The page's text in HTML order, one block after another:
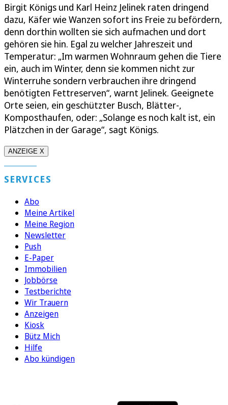
Birgit Königs und Karl Heinz Jelinek raten dringend
dazu, Käfer wie Wanzen sofort ins Freie zu befördern,
denn dorthin wollten sie sich aufmachen und dort
gehören sie hin. Egal zu welcher Jahreszeit und
Temperatur: „Im warmen Wohnraum gehen die Tiere
ein, auch im Winter, denn sie kommen nicht zur
Winterruhe sondern verbrauchen ihre dringend
benötigten Fettreserven“, warnt Jelinek. Geeignete
Orte seien, ein geschützter Busch, Blätter-,
Komposthaufen, oder: „Solange es noch kalt ist, ein
Plätzchen in der Garage“, sagt Königs.
ANZEIGE X
SERVICES
Abo
Meine Artikel
Meine Region
Newsletter
Push
E-Paper
Immobilien
Jobbörse
Testberichte
Wir Trauern
Anzeigen
Kiosk
Bütz Mich
Hilfe
Abo kündigen